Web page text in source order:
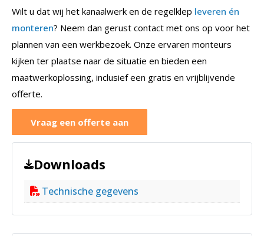
Wilt u dat wij het kanaalwerk en de regelklep leveren én
monteren? Neem dan gerust contact met ons op voor het
plannen van een werkbezoek. Onze ervaren monteurs
kijken ter plaatse naar de situatie en bieden een
maatwerkoplossing, inclusief een gratis en vrijblijvende
offerte.
Vraag een offerte aan
Downloads
Technische gegevens